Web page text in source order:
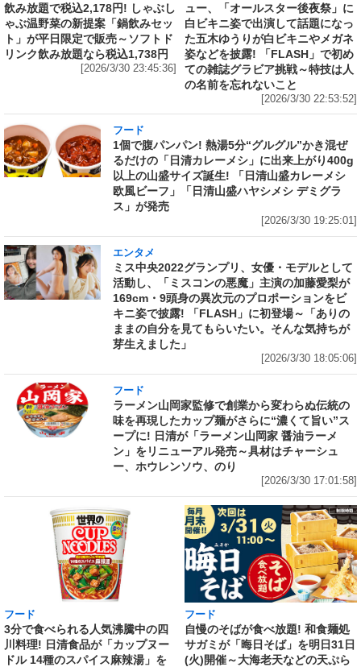
飲み放題で税込2,178円! しゃぶし
ゃぶ温野菜の新提案「鍋飲みセッ
ト」が平日限定で販売～ソフトド
リンク飲み放題なら税込1,738円
[2026/3/30 23:45:36]
ュー、「オールスター後夜祭」に
白ビキニ姿で出演して話題になっ
た五木ゆうりが白ビキニやメガネ
姿などを披露! 「FLASH」で初め
ての雑誌グラビア挑戦～特技は人
の名前を忘れないこと
[2026/3/30 22:53:52]
フード
1個で腹パンパン! 熱湯5分“グルグル”かき混ぜ
るだけの「日清カレーメシ」に出来上がり400g
以上の山盛サイズ誕生! 「日清山盛カレーメシ
欧風ビーフ」「日清山盛ハヤシメシ デミグラ
ス」が発売
[2026/3/30 19:25:01]
エンタメ
ミス中央2022グランプリ、女優・モデルとして
活動し、「ミスコンの悪魔」主演の加藤愛梨が
169cm・9頭身の異次元のプロポーションをビ
キニ姿で披露! 「FLASH」に初登場～「ありの
ままの自分を見てもらいたい。そんな気持ちが
芽生えました」
[2026/3/30 18:05:06]
フード
ラーメン山岡家監修で創業から変わらぬ伝統の
味を再現したカップ麺がさらに“濃くて旨い”ス
ープに! 日清が「ラーメン山岡家 醤油ラーメ
ン」をリニューアル発売～具材はチャーシュ
ー、ホウレンソウ、のり
[2026/3/30 17:01:58]
フード
3分で食べられる人気沸騰中の四
川料理! 日清食品が「カップヌー
ドル 14種のスパイス麻辣湯」を
フード
自慢のそばが食べ放題! 和食麺処
サガミが「晦日そば」を明日31日
(火)開催～大海老天などの天ぷら